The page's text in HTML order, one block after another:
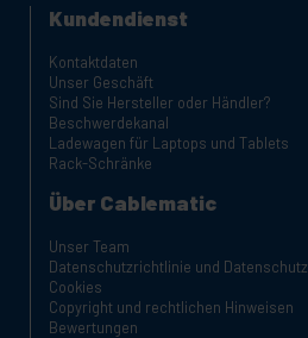
Kundendienst
Kontaktdaten
Unser Geschäft
Sind Sie Hersteller oder Händler?
Beschwerdekanal
Ladewagen für Laptops und Tablets
Rack-Schränke
Über Cablematic
Unser Team
Datenschutzrichtlinie und Datenschutz
Cookies
Copyright und rechtlichen Hinweisen
Bewertungen